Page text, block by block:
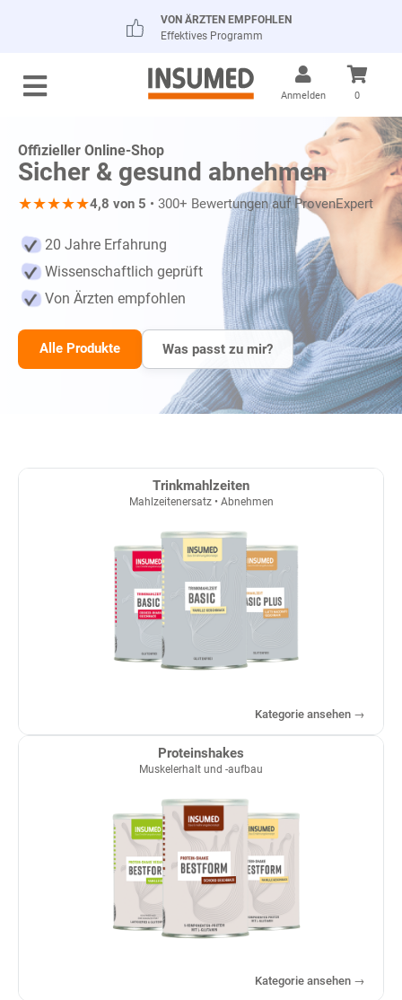
Anmelden 0
VON ÄRZTEN EMPFOHLEN
Effektives Programm
Offizieller Online-Shop
Sicher & gesund abnehmen
★★★★★4,8 von 5 • 300+ Bewertungen auf ProvenExpert
20 Jahre Erfahrung
Wissenschaftlich geprüft
Von Ärzten empfohlen
Alle Produkte Was passt zu mir?
Trinkmahlzeiten
Mahlzeitenersatz • Abnehmen
Kategorie ansehen →
Proteinshakes
Muskelerhalt und -aufbau
Kategorie ansehen →